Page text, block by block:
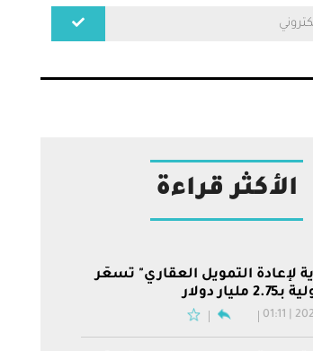
الأكثر قراءة
لإعادة التمويل العقاري" تسعّر
دولار